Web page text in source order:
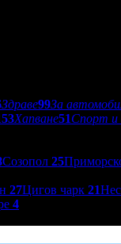
Здраве99За
Хапване51Спорт и
Созопол 25
27Цигов чарк 21
4